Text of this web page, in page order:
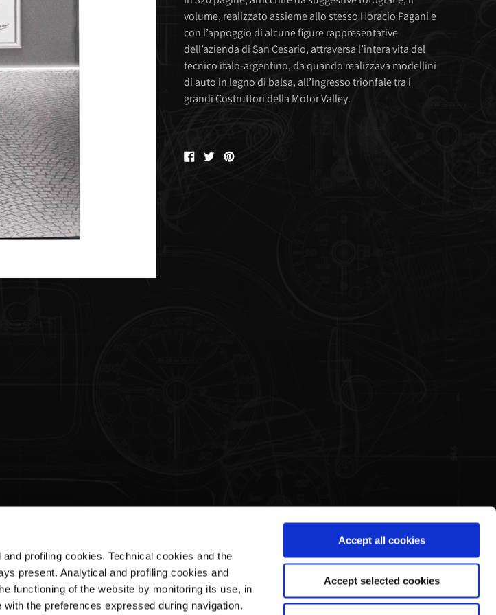
profiling cookies. Technical cookies and the
present. Analytical and profiling cookies and
functioning of the website by monitoring its use, in
the preferences expressed during navigation.
Accept all cookies
Accept selected cookies
volume, realizzato assieme allo stesso Horacio Pagani e
con l’appoggio di alcune figure rappresentative
dell’azienda di San Cesario, attraversa l’intera vita del
tecnico italo-argentino, da quando realizzava modellini
di auto in legno di balsa, all’ingresso trionfale tra i
grandi Costruttori della Motor Valley.
Condividi
su
CondividiCondividi
Assistenza clienti
Shipments & Delivery
Returns & Refunds
Area Legale
Termini e Condizioni di Vendita
Privacy Policy
La Storia